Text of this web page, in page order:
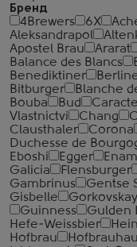
Бренд
4Brewers
6X
Aleksandrapol
Apostel Brau
Ararat
Balance des Blancs
Benediktiner
Bitburger
Blanche
Bouba
Bud
Vlastnictvi
Chang
Clausthaler
Corona
Duchesse de
Eboshi
Egger
Galicia
Flensburger
Gambrinus
Gentse
Gisbelle
Guinness
Gulden
Hefe-Weissbier
Hofbrau